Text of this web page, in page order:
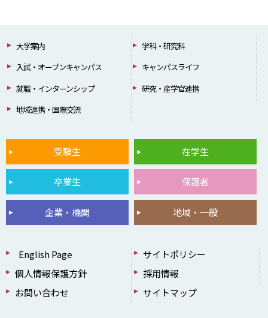
大学案内
学科・研究科
入試・オープンキャンパス
キャンパスライフ
就職・インターンシップ
研究・産学官連携
地域連携・国際交流
受験生 在学生
卒業生 保護者
企業・機関 地域・一般
English Page
サイトポリシー
個人情報保護方針
採用情報
お問い合わせ
サイトマップ